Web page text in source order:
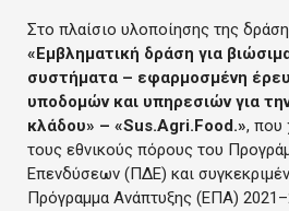
Στο πλαίσιο υλοποίησης της
«Εμβληματική δράση για
συστήματα – εφαρμοσμένη
υποδομών και υπηρεσιών για
κλάδου» – «Sus.Agri.Food.», που
τους εθνικούς πόρους του
Επενδύσεων (ΠΔΕ) και
Πρόγραμμα Ανάπτυξης (ΕΠΑ)